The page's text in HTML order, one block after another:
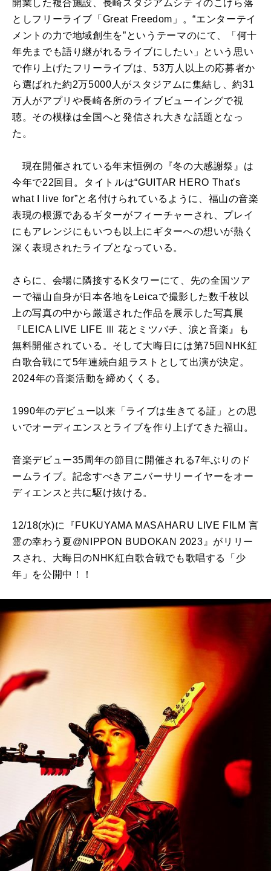
開業した複合施設、長崎スタジアムシティのこけら落
としフリーライブ「Great Freedom」。“エンターテイ
メントの力で地域創生を”というテーマのにて、「何十
年先までも語り継がれるライブにしたい」という思い
で作り上げたフリーライブは、53万人以上の応募者か
ら選ばれた約2万5000人がスタジアムに集結し、約31
万人がアプリや長崎各所のライブビューイングで視
聴。その模様は全国へと発信され大きな話題となっ
た。
現在開催されている年末恒例の『冬の大感謝祭』は
今年で22回目。タイトルは“GUITAR HERO That's
what I live for”と名付けられているように、福山の音楽
表現の根源であるギターがフィーチャーされ、プレイ
にもアレンジにもいつも以上にギターへの想いが熱く
深く表現されたライブとなっている。
さらに、会場に隣接するKタワーにて、先の全国ツア
ーで福山自身が日本各地をLeicaで撮影した数千枚以
上の写真の中から厳選された作品を展示した写真展
『LEICA LIVE LIFE Ⅲ 花とミツバチ、涙と音楽』も
無料開催されている。そして大晦日には第75回NHK紅
白歌合戦にて5年連続白組ラストとして出演が決定。
2024年の音楽活動を締めくくる。
1990年のデビュー以来「ライブは生きてる証」との思
いでオーディエンスとライブを作り上げてきた福山。
音楽デビュー35周年の節目に開催される7年ぶりのド
ームライブ。記念すべきアニバーサリーイヤーをオー
ディエンスと共に駆け抜ける。
12/18(水)に『FUKUYAMA MASAHARU LIVE FILM 言
霊の幸わう夏@NIPPON BUDOKAN 2023』がリリー
スされ、大晦日のNHK紅白歌合戦でも歌唱する「少
年」を公開中！！